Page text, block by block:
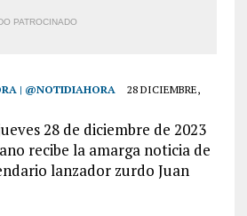
PATROCINADO
| @NOTIDIAHORA
28 DICIEMBRE,
28 de diciembre de 2023
recibe la amarga noticia de
lanzador zurdo Juan